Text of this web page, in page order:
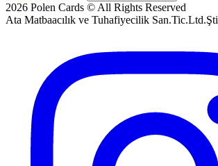
2026 Polen Cards © All Rights Reserved
Ata Matbaacılık ve Tuhafiyecilik San.Tic.Ltd.Şti